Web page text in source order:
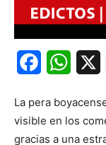
Facebook
La pera
visible en los
gracias a una